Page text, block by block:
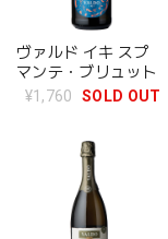
ヴァルド イキ スプ
マンテ・ブリュット
¥1,760
SOLD OUT